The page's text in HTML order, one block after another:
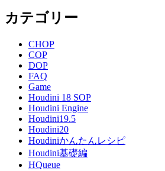
カテゴリー
CHOP
COP
DOP
FAQ
Game
Houdini 18 SOP
Houdini Engine
Houdini19.5
Houdini20
Houdiniかんたんレシピ
Houdini基礎編
HQueue